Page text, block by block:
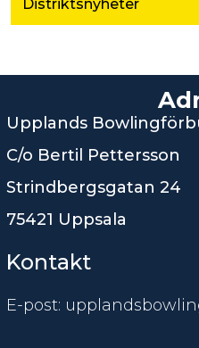
Distriktsnyheter
Upplands
C/o Bertil Pettersson
Strindbergsgatan 24
75421 Uppsala
Kontakt
E-post: